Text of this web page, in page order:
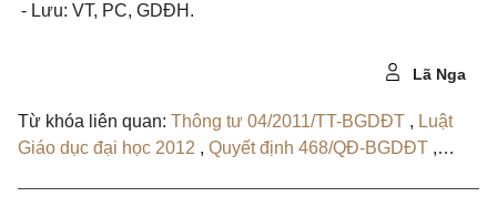
- Lưu: VT, PC, GDĐH.
Lã Nga
Từ khóa liên quan: Thông tư 04/2011/TT-BGDĐT , Luật
Giáo dục đại học 2012 , Quyết định 468/QĐ-BGDĐT ,